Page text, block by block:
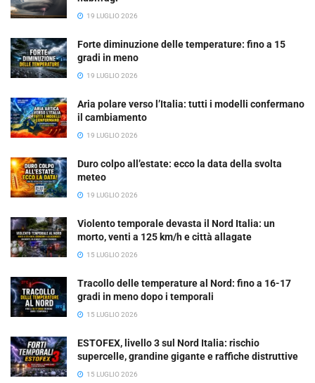
19 LUGLIO 2026
Forte diminuzione delle temperature: fino a 15
gradi in meno
19 LUGLIO 2026
Aria polare verso l’Italia: tutti i modelli confermano
il cambiamento
19 LUGLIO 2026
Duro colpo all’estate: ecco la data della svolta
meteo
19 LUGLIO 2026
Violento temporale devasta il Nord Italia: un
morto, venti a 125 km/h e città allagate
15 LUGLIO 2026
Tracollo delle temperature al Nord: fino a 16-17
gradi in meno dopo i temporali
15 LUGLIO 2026
ESTOFEX, livello 3 sul Nord Italia: rischio
supercelle, grandine gigante e raffiche distruttive
15 LUGLIO 2026